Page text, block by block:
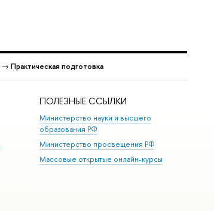
→ Практическая подготовка
ПОЛЕЗНЫЕ ССЫЛКИ
Министерство науки и высшего
образования РФ
Министерство просвещения РФ
Массовые открытые онлайн-курсы